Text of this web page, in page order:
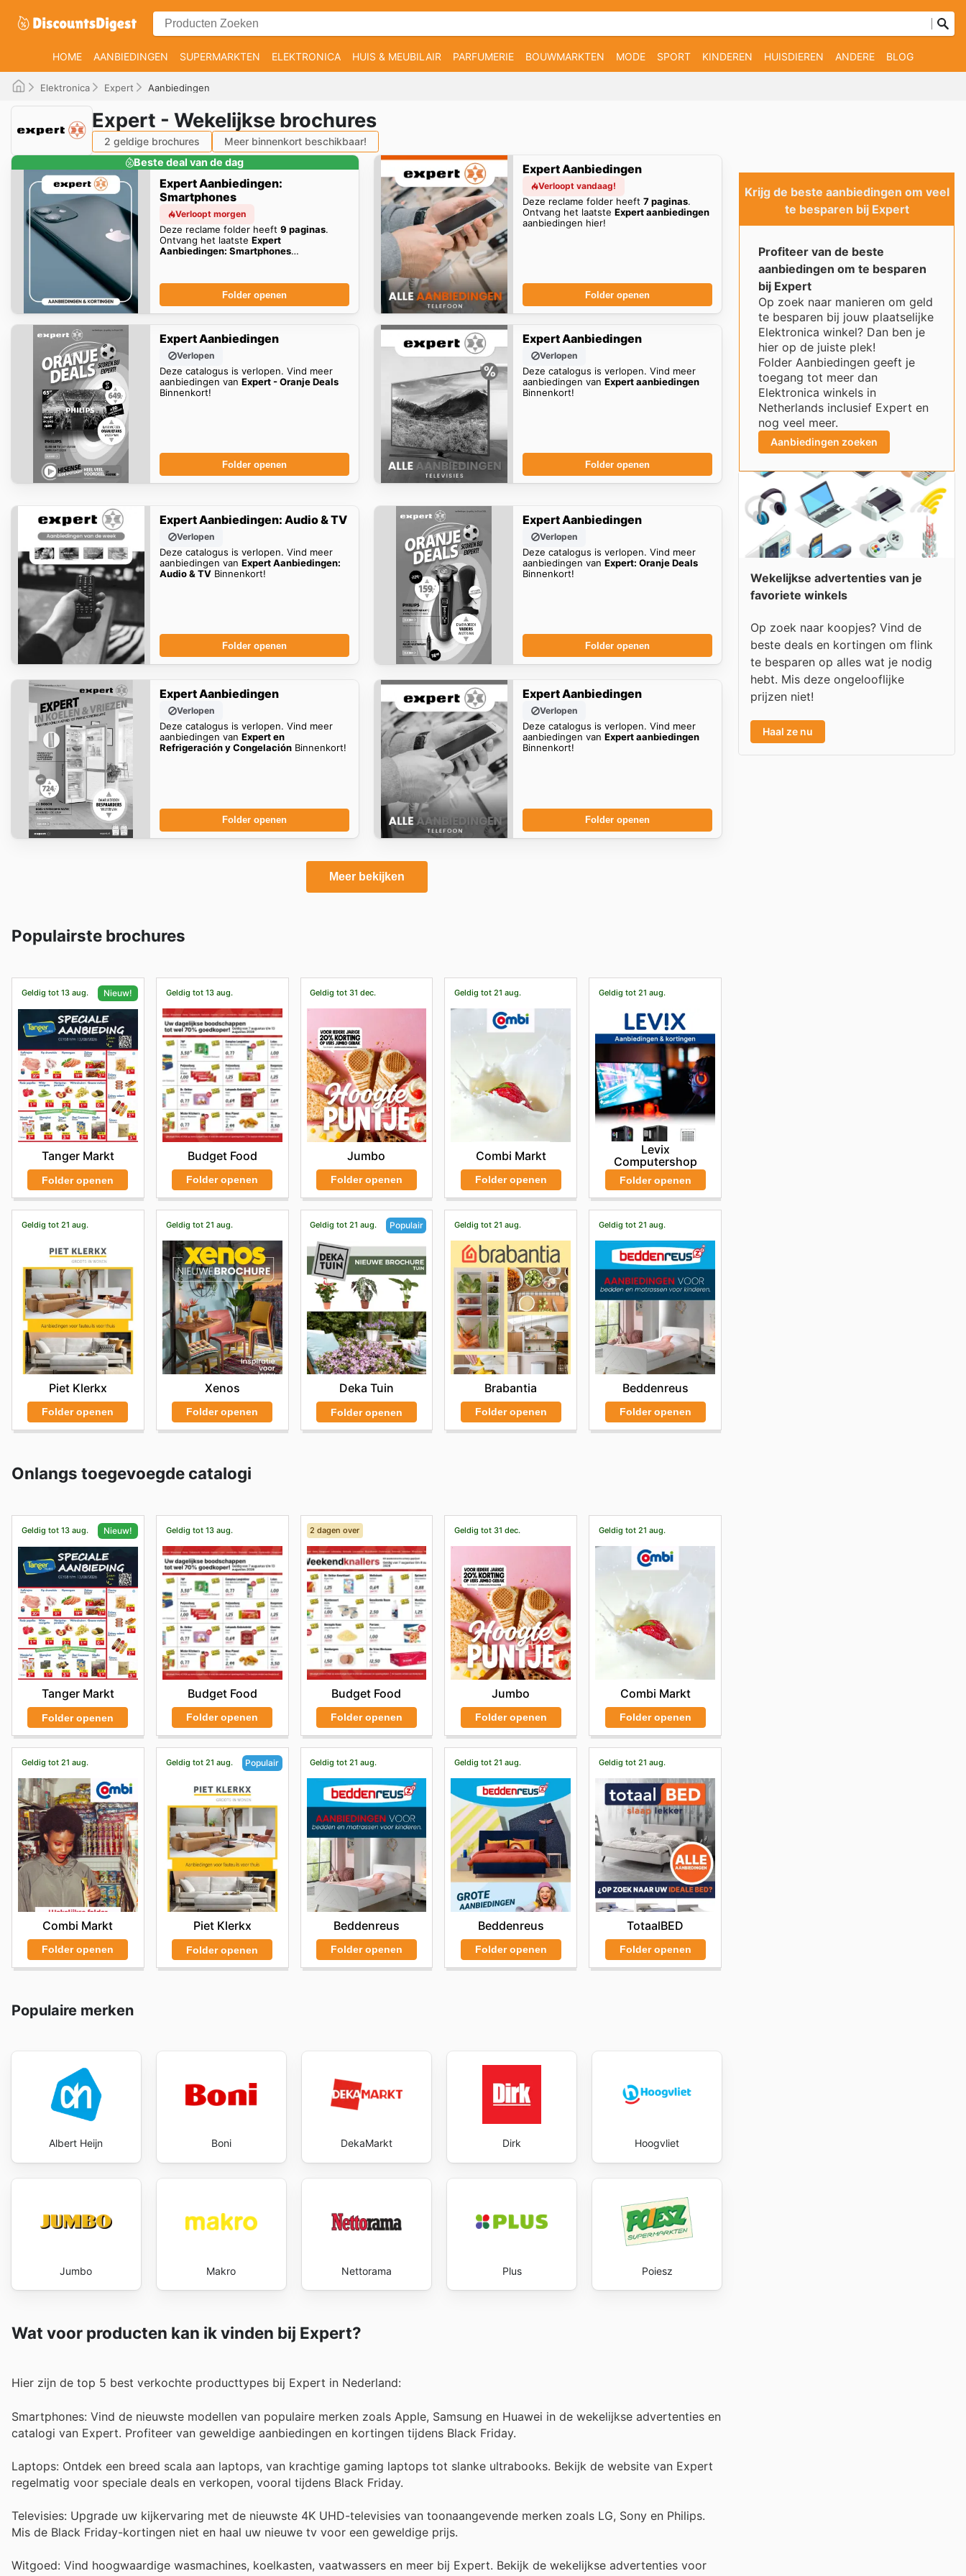
HOME AANBIEDINGEN SUPERMARKTEN ELEKTRONICA HUIS & MEUBILAIR PARFUMERIE BOUWMARKTEN MODE SPORT KINDEREN HUISDIEREN ANDERE BLOG
Elektronica Expert Aanbiedingen
Expert - Wekelijkse brochures
2 geldige brochures
Meer binnenkort beschikbaar!
Beste deal van de dag
Expert Aanbiedingen:
Smartphones
Verloopt morgen
Deze reclame folder heeft 9 paginas.
Ontvang het laatste Expert
Aanbiedingen: Smartphones
Folder openen
Expert Aanbiedingen
Verloopt vandaag!
Deze reclame folder heeft7 paginas.
Ontvang het laatsteExpert aanbiedingen
aanbiedingen hier!
Folder openen
Expert Aanbiedingen
Verlopen
Deze catalogus is verlopen. Vind meer
aanbiedingen van Expert - Oranje Deals
Binnenkort!
Folder openen
Expert Aanbiedingen
Verlopen
Deze catalogus is verlopen. Vind meer
aanbiedingen vanExpert aanbiedingen
Binnenkort!
Folder openen
Expert Aanbiedingen: Audio & TV
Verlopen
Deze catalogus is verlopen. Vind meer
aanbiedingen van Expert Aanbiedingen:
Audio & TVBinnenkort!
Folder openen
Expert Aanbiedingen
Verlopen
Deze catalogus is verlopen. Vind meer
aanbiedingen vanExpert: Oranje Deals
Binnenkort!
Folder openen
Expert Aanbiedingen
Verlopen
Deze catalogus is verlopen. Vind meer
aanbiedingen van Expert en
Refrigeración y CongelaciónBinnenkort!
Folder openen
Expert Aanbiedingen
Verlopen
Deze catalogus is verlopen. Vind meer
aanbiedingen vanExpert aanbiedingen
Binnenkort!
Folder openen
Meer bekijken
Populairste brochures
Geldig tot 13 aug. Nieuw!
Tanger Markt
Folder openen
Geldig tot 13 aug.
Budget Food
Folder openen
Geldig tot 31 dec.
Jumbo
Folder openen
Geldig tot 21 aug.
Combi Markt
Folder openen
Geldig tot 21 aug.
Levix
Computershop
Folder openen
Geldig tot 21 aug.
Piet Klerkx
Folder openen
Geldig tot 21 aug.
Xenos
Folder openen
Geldig tot 21 aug. Populair
Deka Tuin
Folder openen
Geldig tot 21 aug.
Brabantia
Folder openen
Geldig tot 21 aug.
Beddenreus
Folder openen
Onlangs toegevoegde catalogi
Geldig tot 13 aug. Nieuw!
Tanger Markt
Folder openen
Geldig tot 13 aug.
Budget Food
Folder openen
2 dagen over
Budget Food
Folder openen
Geldig tot 31 dec.
Jumbo
Folder openen
Geldig tot 21 aug.
Combi Markt
Folder openen
Geldig tot 21 aug.
Combi Markt
Folder openen
Geldig tot 21 aug. Populair
Piet Klerkx
Folder openen
Geldig tot 21 aug.
Beddenreus
Folder openen
Geldig tot 21 aug.
Beddenreus
Folder openen
Geldig tot 21 aug.
TotaalBED
Folder openen
Populaire merken
Albert Heijn Boni DekaMarkt Dirk Hoogvliet
Jumbo Makro Nettorama Plus Poiesz
Wat voor producten kan ik vinden bij Expert?
Hier zijn de top 5 best verkochte producttypes bij Expert in Nederland:
Smartphones: Vind de nieuwste modellen van populaire merken zoals Apple, Samsung en Huawei in de wekelijkse advertenties en
catalogi van Expert. Profiteer van geweldige aanbiedingen en kortingen tijdens Black Friday.
Laptops: Ontdek een breed scala aan laptops, van krachtige gaming laptops tot slanke ultrabooks. Bekijk de website van Expert
regelmatig voor speciale deals en verkopen, vooral tijdens Black Friday.
Televisies: Upgrade uw kijkervaring met de nieuwste 4K UHD-televisies van toonaangevende merken zoals LG, Sony en Philips.
Mis de Black Friday-kortingen niet en haal uw nieuwe tv voor een geweldige prijs.
Witgoed: Vind hoogwaardige wasmachines, koelkasten, vaatwassers en meer bij Expert. Bekijk de wekelijkse advertenties voor
Krijg de beste aanbiedingen om veel
te besparen bij Expert
Profiteer van de beste
aanbiedingen om te besparen
bij Expert
Op zoek naar manieren om geld
te besparen bij jouw plaatselijke
Elektronica winkel? Dan ben je
hier op de juiste plek!
Folder Aanbiedingen geeft je
toegang tot meer dan
Elektronica winkels in
Netherlands inclusief Expert en
nog veel meer.
Aanbiedingen zoeken
Wekelijkse advertenties van je
favoriete winkels
Op zoek naar koopjes? Vind de
beste deals en kortingen om flink
te besparen op alles wat je nodig
hebt. Mis deze ongelooflijke
prijzen niet!
Haal ze nu